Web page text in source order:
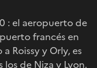
: el aeropuerto de
francés en
Roissy y Orly, es
de Niza y Lyon.